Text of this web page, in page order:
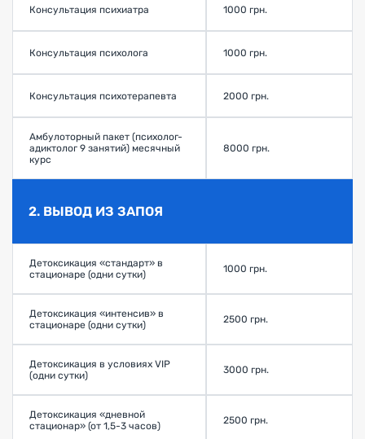
Консультация психиатра 1000 грн.
Консультация психолога 1000 грн.
Консультация психотерапевта 2000 грн.
Амбулоторный пакет (психолог-
адиктолог 9 занятий) месячный
курс
8000 грн.
2. ВЫВОД ИЗ ЗАПОЯ
Детоксикация «стандарт» в
стационаре (одни сутки)
1000 грн.
Детоксикация «интенсив» в
стационаре (одни сутки)
2500 грн.
Детоксикация в условиях VIP
(одни сутки)
3000 грн.
Детоксикация «дневной
стационар» (от 1,5-3 часов)
2500 грн.